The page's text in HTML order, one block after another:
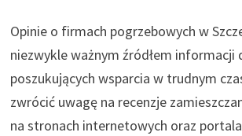
Opinie o firmach pogrzebowych w
niezwykle ważnym źródłem informacji
poszukujących wsparcia w trudnym
zwrócić uwagę na recenzje
na stronach internetowych oraz